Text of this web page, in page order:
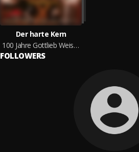
Der harte Kern
100 Jahre Gottlieb Weissbacher
FOLLOWERS